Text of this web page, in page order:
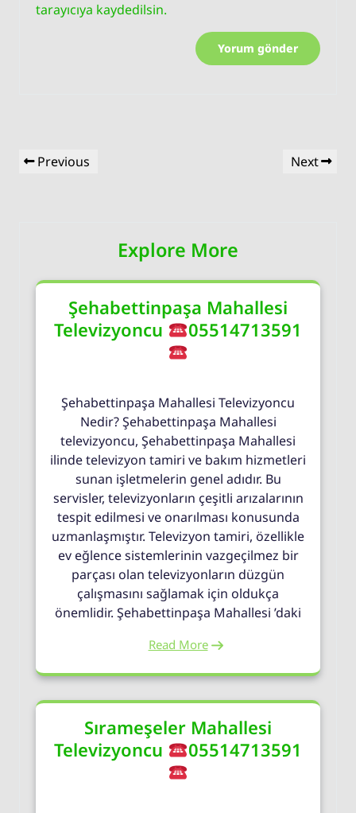
tarayıcıya kaydedilsin.
Yazı
gezinmesi
Previous
Previous
Next
Next
Explore More
Şehabettinpaşa Mahallesi
Televizyoncu
05514713591
Şehabettinpaşa Mahallesi Televizyoncu
Nedir? Şehabettinpaşa Mahallesi
televizyoncu, Şehabettinpaşa Mahallesi
ilinde televizyon tamiri ve bakım hizmetleri
sunan işletmelerin genel adıdır. Bu
servisler, televizyonların çeşitli arızalarının
tespit edilmesi ve onarılması konusunda
uzmanlaşmıştır. Televizyon tamiri, özellikle
ev eğlence sistemlerinin vazgeçilmez bir
parçası olan televizyonların düzgün
çalışmasını sağlamak için oldukça
önemlidir. Şehabettinpaşa Mahallesi ’daki
Read More
Sırameşeler Mahallesi
Televizyoncu
05514713591